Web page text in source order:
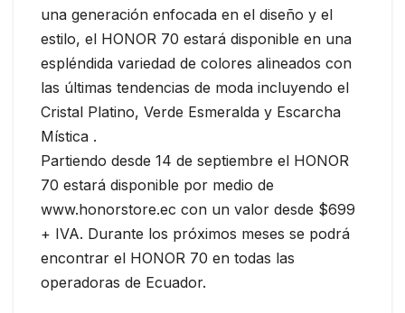
una generación enfocada en el diseño y el
estilo, el HONOR 70 estará disponible en una
espléndida variedad de colores alineados con
las últimas tendencias de moda incluyendo el
Cristal Platino, Verde Esmeralda y Escarcha
Mística .
Partiendo desde 14 de septiembre el HONOR
70 estará disponible por medio de
www.honorstore.ec con un valor desde $699
+ IVA. Durante los próximos meses se podrá
encontrar el HONOR 70 en todas las
operadoras de Ecuador.